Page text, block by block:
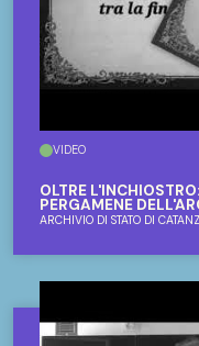
VIDEO
OLTRE
PERGAMENE
ARCHIVIO DI STATO DI